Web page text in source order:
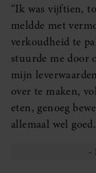
“Ik was vijftien,
meldde met
verkoudheid te
stuurde me door
mijn
over te maken,
eten, genoeg
allemaal wel goed.